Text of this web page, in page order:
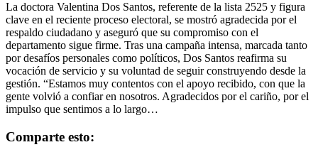
La doctora Valentina Dos Santos, referente de la lista 2525 y figura
clave en el reciente proceso electoral, se mostró agradecida por el
respaldo ciudadano y aseguró que su compromiso con el
departamento sigue firme. Tras una campaña intensa, marcada tanto
por desafíos personales como políticos, Dos Santos reafirma su
vocación de servicio y su voluntad de seguir construyendo desde la
gestión. “Estamos muy contentos con el apoyo recibido, con que la
gente volvió a confiar en nosotros. Agradecidos por el cariño, por el
impulso que sentimos a lo largo…
Comparte esto: